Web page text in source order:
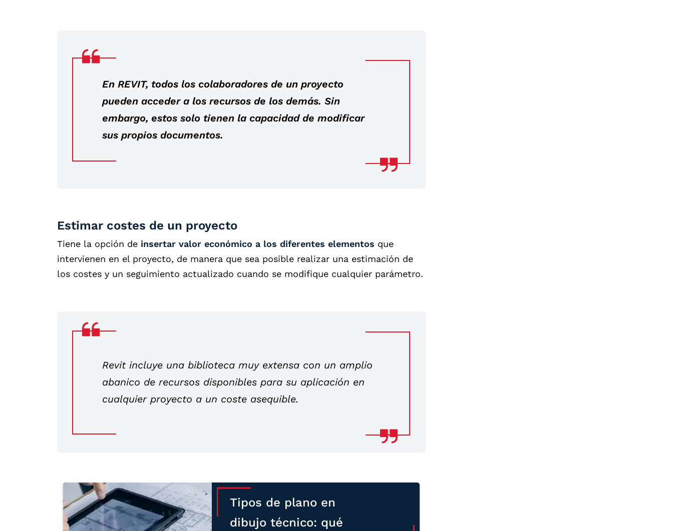
En REVIT, todos los colaboradores de un proyecto
pueden acceder a los recursos de los demás. Sin
embargo, estos solo tienen la capacidad de modificar
sus propios documentos.
Estimar costes de un proyecto
Tiene la opción de insertar valor económico a los diferentes elementos que
intervienen en el proyecto, de manera que sea posible realizar una estimación de
los costes y un seguimiento actualizado cuando se modifique cualquier parámetro.
Revit incluye una biblioteca muy extensa con un amplio
abanico de recursos disponibles para su aplicación en
cualquier proyecto a un coste asequible.
Tipos de plano en
dibujo técnico: qué